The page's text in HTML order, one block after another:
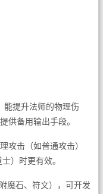
能提升法师的物理伤
供备用输出手段。
攻击（如普通攻击）
）时更有效。
魔石、符文），可开发